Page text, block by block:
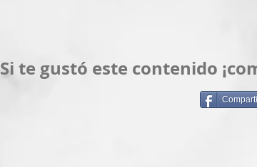
Si te gustó este contenido